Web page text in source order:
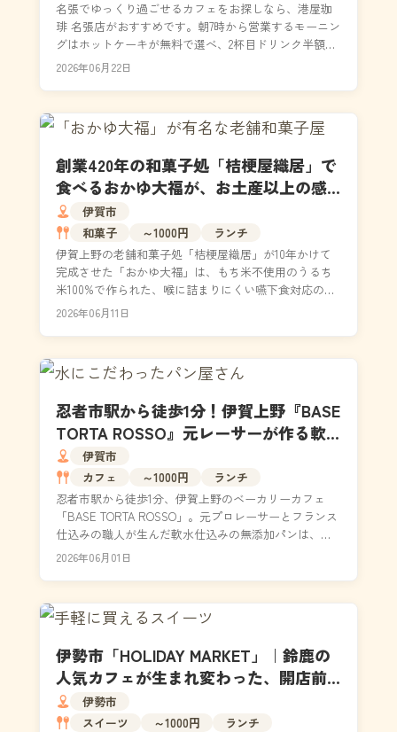
名張でゆっくり過ごせるカフェをお探しなら、港屋珈
琲 名張店がおすすめです。朝7時から営業するモーニン
グはホットケーキが無料で選べ、2杯目ドリンク半額で
長居も快適。有機焙煎の本格ドリップコーヒーや名物
2026年06月22日
創業420年の和菓子処「桔梗屋織居」で
食べるおかゆ大福が、お土産以上の感
動をくれる理由
伊賀市
和菓子
～1000円
ランチ
伊賀上野の老舗和菓子処「桔梗屋織居」が10年かけて
完成させた「おかゆ大福」は、もち米不使用のうるち
米100%で作られた、喉に詰まりにくい嚥下食対応の大
福です。口に含むとさらりと溶ける独自の食感と自家
2026年06月11日
忍者市駅から徒歩1分！伊賀上野『BASE
TORTA ROSSO』元レーサーが作る軟
水仕込みパンの実力とは
伊賀市
カフェ
～1000円
ランチ
忍者市駅から徒歩1分、伊賀上野のベーカリーカフェ
「BASE TORTA ROSSO」。元プロレーサーとフランス
仕込みの職人が生んだ軟水仕込みの無添加パンは、リ
ッツ・カールトン京都やJALも認めた本格派...
2026年06月01日
伊勢市「HOLIDAY MARKET」｜鈴鹿の
人気カフェが生まれ変わった、開店前
から行列のテイクアウト洋菓子店
伊勢市
スイーツ
～1000円
ランチ